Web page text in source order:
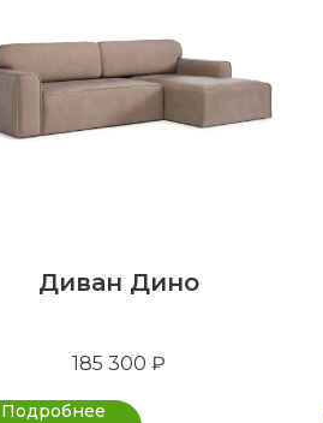
Диван Дино
185 300 ₽
Подробнее